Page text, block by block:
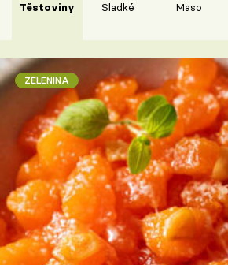
Těstoviny Sladké Maso
ZELENINA